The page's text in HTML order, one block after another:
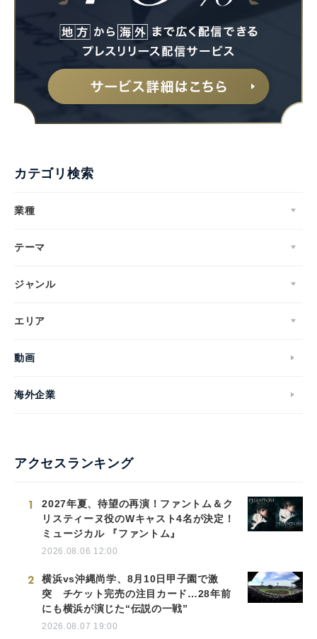
カテゴリ検索
業種
テーマ
ジャンル
エリア
動画
海外企業
アクセスランキング
1
2027年夏、待望の再演！ファントム＆ク
リスティーヌ役のWキャスト4名が決定！
ミュージカル 『ファントム』
2026.08.06 12:00
2
横浜vs沖縄尚学、8月10日甲子園で激
突 チケット完売の注目カード…28年前
にも横浜が演じた“伝説の一戦”
2026.08.07 19:00